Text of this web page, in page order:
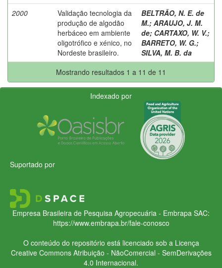
2000
Validação tecnologia da
produção de algodão
herbáceo em ambiente
oligotrófico e xénico, no
Nordeste brasileiro.
BELTRÃO, N. E. de
M.; ARAUJO, J. M.
de; CARTAXO, W. V.;
BARRETO, W. G.;
SILVA, M. B. da
Mostrando resultados 1 a 11 de 11
Indexado por
Suportado por
Empresa Brasileira de Pesquisa Agropecuária - Embrapa SAC:
https://www.embrapa.br/fale-conosco
O conteúdo do repositório está licenciado sob a Licença
Creative CommonsAtribuição - NãoComercial - SemDerivações
4.0 Internacional.